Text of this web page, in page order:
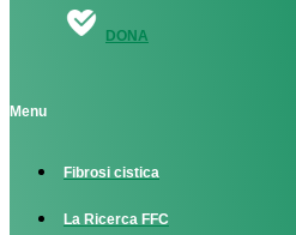
DONA
Menu
Fibrosi cistica
La Ricerca FFC